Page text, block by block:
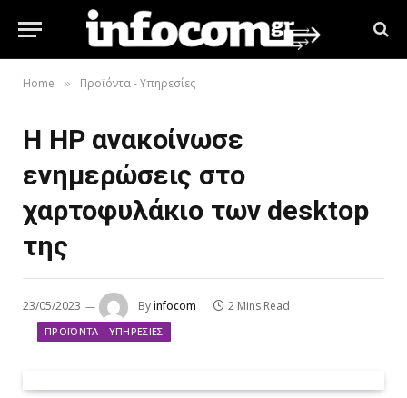
Home » Προϊόντα - Υπηρεσίες
Η ΗΡ ανακοίνωσε
ενημερώσεις στο
χαρτοφυλάκιο των desktop
της
23/05/2023 Byinfocom 2 Mins Read
ΠΡΟΪΌΝΤΑ - ΥΠΗΡΕΣΊΕΣ